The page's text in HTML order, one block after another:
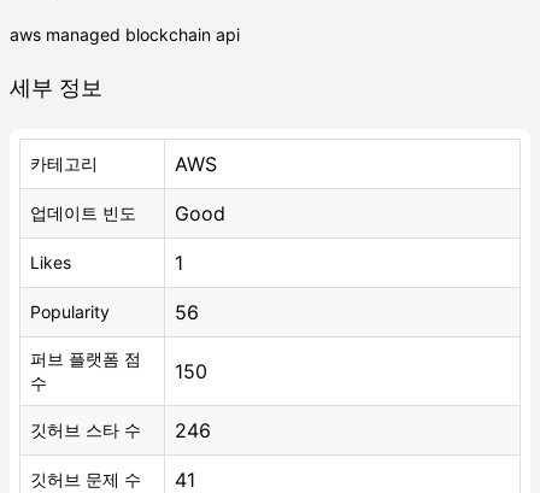
aws managed blockchain api
세부 정보
카테고리 AWS
업데이트 빈도 Good
Likes 1
Popularity 56
퍼브 플랫폼 점
수
150
깃허브 스타 수 246
깃허브 문제 수 41